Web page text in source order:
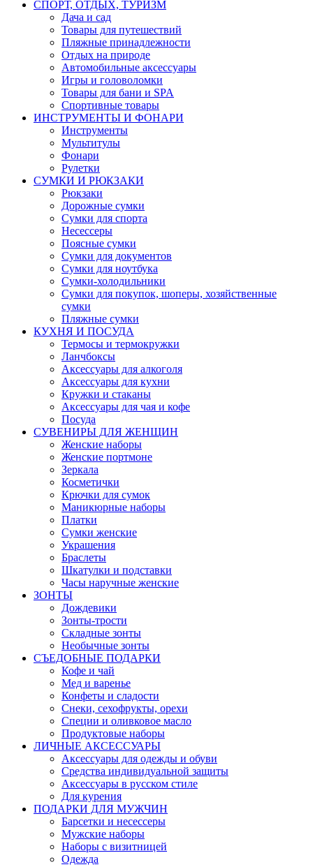
СПОРТ, ОТДЫХ, ТУРИЗМ
Дача и сад
Товары для путешествий
Пляжные принадлежности
Отдых на природе
Автомобильные аксессуары
Игры и головоломки
Товары для бани и SPA
Спортивные товары
ИНСТРУМЕНТЫ И ФОНАРИ
Инструменты
Мультитулы
Фонари
Рулетки
СУМКИ И РЮКЗАКИ
Рюкзаки
Дорожные сумки
Сумки для спорта
Несессеры
Поясные сумки
Сумки для документов
Сумки для ноутбука
Сумки-холодильники
Сумки для покупок, шоперы, хозяйственные
сумки
Пляжные сумки
КУХНЯ И ПОСУДА
Термосы и термокружки
Ланчбоксы
Аксессуары для алкоголя
Аксессуары для кухни
Кружки и стаканы
Аксессуары для чая и кофе
Посуда
СУВЕНИРЫ ДЛЯ ЖЕНЩИН
Женские наборы
Женские портмоне
Зеркала
Косметички
Крючки для сумок
Маникюрные наборы
Платки
Сумки женские
Украшения
Браслеты
Шкатулки и подставки
Часы наручные женские
ЗОНТЫ
Дождевики
Зонты-трости
Складные зонты
Необычные зонты
СЪЕДОБНЫЕ ПОДАРКИ
Кофе и чай
Мед и варенье
Конфеты и сладости
Снеки, сехофрукты, орехи
Специи и оливковое масло
Продуктовые наборы
ЛИЧНЫЕ АКСЕССУАРЫ
Аксессуары для одежды и обуви
Средства индивидуальной защиты
Аксессуары в русском стиле
Для курения
ПОДАРКИ ДЛЯ МУЖЧИН
Барсетки и несессеры
Мужские наборы
Наборы с визитницей
Одежда